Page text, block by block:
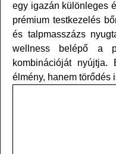
egy igazán különleges
prémium testkezelés
és talpmasszázs
wellness belépő a
kombinációját
élmény, hanem törődés